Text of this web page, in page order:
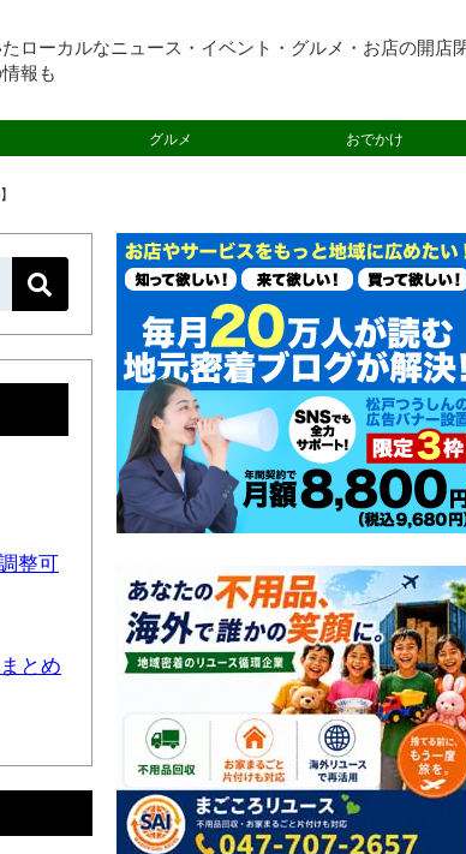
ローカルなニュース・イベント・グルメ・お店の開店
報も
グルメ おでかけ
整可
とめ